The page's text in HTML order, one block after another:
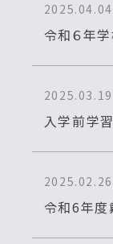
2025.04.04
令和６年
2025.03.19
入学前学
2025.02.26
令和6年度